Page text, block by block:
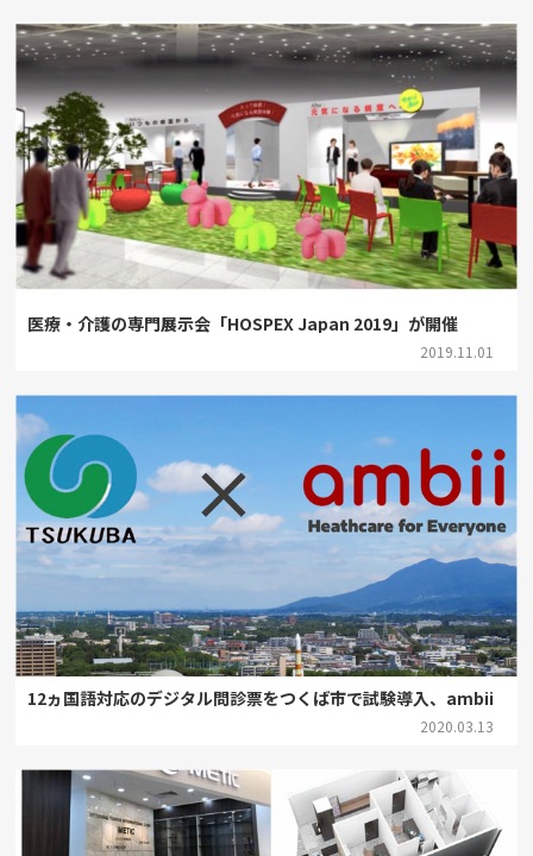
医療・介護の専門展示会「HOSPEX Japan 2019」が開催
2019.11.01
12ヵ国語対応のデジタル問診票をつくば市で試験導入、ambii
2020.03.13